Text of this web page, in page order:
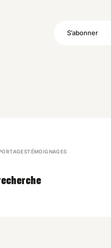
S’abonner
TÉMOIGNAGES